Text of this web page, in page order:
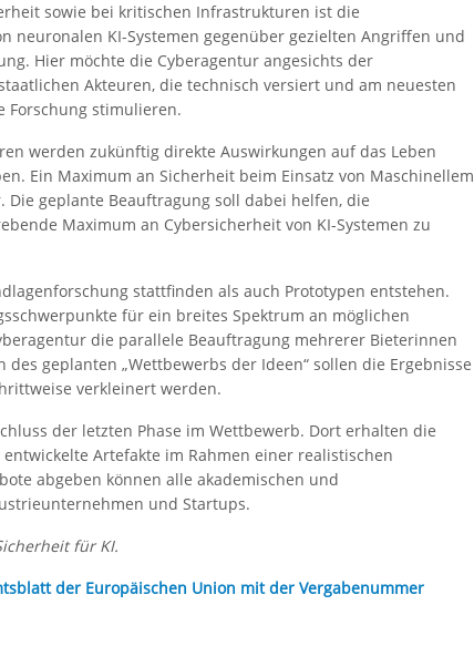
sowie bei kritischen Infrastrukturen ist die
neuronalen KI-Systemen gegenüber gezielten Angriffen und
Hier möchte die Cyberagentur angesichts der
Akteuren, die technisch versiert und am neuesten
Forschung stimulieren.
werden zukünftig direkte Auswirkungen auf das Leben
Ein Maximum an Sicherheit beim Einsatz von Maschinellem
geplante Beauftragung soll dabei helfen, die
Maximum an Cybersicherheit von KI-Systemen zu
stattfinden als auch Prototypen entstehen.
für ein breites Spektrum an möglichen
die parallele Beauftragung mehrerer Bieterinnen
geplanten „Wettbewerbs der Ideen“ sollen die Ergebnisse
verkleinert werden.
der letzten Phase im Wettbewerb. Dort erhalten die
Artefakte im Rahmen einer realistischen
abgeben können alle akademischen und
und Startups.
für KI.
der Europäischen Union mit der Vergabenummer